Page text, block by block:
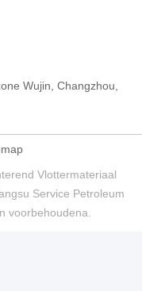
Wujin, Changzhou,
Vlottermateriaal
Service Petroleum
voorbehoudena.